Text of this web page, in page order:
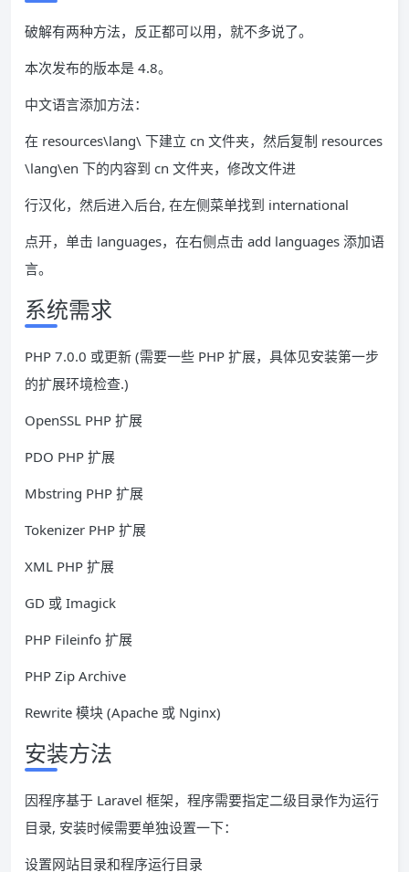
破解有两种方法，反正都可以用，就不多说了。
本次发布的版本是 4.8。
中文语言添加方法：
在 resources\lang\ 下建立 cn 文件夹，然后复制 resources
\lang\en 下的内容到 cn 文件夹，修改文件进
行汉化，然后进入后台, 在左侧菜单找到 international
点开，单击 languages，在右侧点击 add languages 添加语
言。
系统需求
PHP 7.0.0 或更新 (需要一些 PHP 扩展，具体见安装第一步
的扩展环境检查.)
OpenSSL PHP 扩展
PDO PHP 扩展
Mbstring PHP 扩展
Tokenizer PHP 扩展
XML PHP 扩展
GD 或 Imagick
PHP Fileinfo 扩展
PHP Zip Archive
Rewrite 模块 (Apache 或 Nginx)
安装方法
因程序基于 Laravel 框架，程序需要指定二级目录作为运行
目录, 安装时候需要单独设置一下：
设置网站目录和程序运行目录